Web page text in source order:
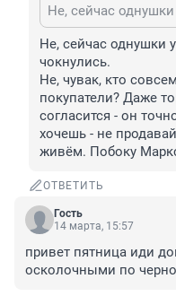
Не, сейчас однушки
чокнулись.
Не, чувак, кто
покупатели? Даже
согласится - он
хочешь - не
живём. Побоку
ОТВЕТИТЬ
Гость
14 марта, 15:57
привет пятница иди
осколочными по